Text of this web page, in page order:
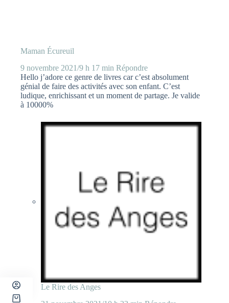
Maman Écureuil
9 novembre 2021/9 h 17 min Répondre
Hello j’adore ce genre de livres car c’est absolument
génial de faire des activités avec son enfant. C’est
ludique, enrichissant et un moment de partage. Je valide
à 10000%
Le Rire des Anges